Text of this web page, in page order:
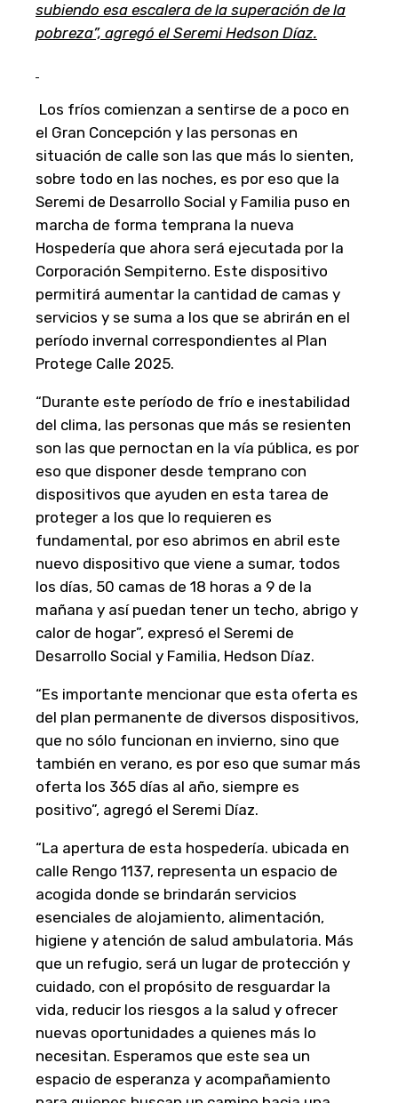
subiendo esa escalera de la superación de la
pobreza”, agregó el Seremi Hedson Díaz.
Los fríos comienzan a sentirse de a poco en
el Gran Concepción y las personas en
situación de calle son las que más lo sienten,
sobre todo en las noches, es por eso que la
Seremi de Desarrollo Social y Familia puso en
marcha de forma temprana la nueva
Hospedería que ahora será ejecutada por la
Corporación Sempiterno. Este dispositivo
permitirá aumentar la cantidad de camas y
servicios y se suma a los que se abrirán en el
período invernal correspondientes al Plan
Protege Calle 2025.
“Durante este período de frío e inestabilidad
del clima, las personas que más se resienten
son las que pernoctan en la vía pública, es por
eso que disponer desde temprano con
dispositivos que ayuden en esta tarea de
proteger a los que lo requieren es
fundamental, por eso abrimos en abril este
nuevo dispositivo que viene a sumar, todos
los días, 50 camas de 18 horas a 9 de la
mañana y así puedan tener un techo, abrigo y
calor de hogar”, expresó el Seremi de
Desarrollo Social y Familia, Hedson Díaz.
“Es importante mencionar que esta oferta es
del plan permanente de diversos dispositivos,
que no sólo funcionan en invierno, sino que
también en verano, es por eso que sumar más
oferta los 365 días al año, siempre es
positivo”, agregó el Seremi Díaz.
“La apertura de esta hospedería. ubicada en
calle Rengo 1137, representa un espacio de
acogida donde se brindarán servicios
esenciales de alojamiento, alimentación,
higiene y atención de salud ambulatoria. Más
que un refugio, será un lugar de protección y
cuidado, con el propósito de resguardar la
vida, reducir los riesgos a la salud y ofrecer
nuevas oportunidades a quienes más lo
necesitan. Esperamos que este sea un
espacio de esperanza y acompañamiento